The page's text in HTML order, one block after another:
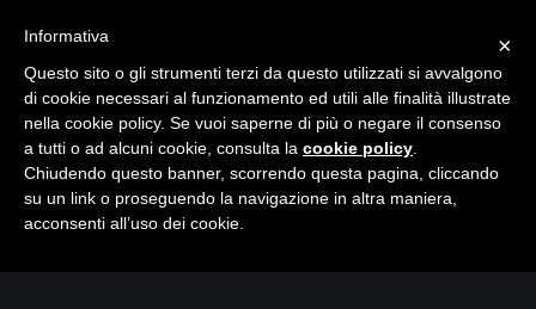
×
Informativa
Questo sito o gli strumenti terzi da questo utilizzati si avvalgono
di cookie necessari al funzionamento ed utili alle finalità illustrate
nella cookie policy. Se vuoi saperne di più o negare il consenso
a tutti o ad alcuni cookie, consulta la cookie policy
Chiudendo questo banner, scorrendo questa pagina, cliccando
su un link o proseguendo la navigazione in altra maniera,
acconsenti all’uso dei cookie.